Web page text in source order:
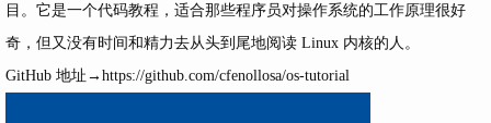
目。它是一个代码教程，适合那些程序员对操作系统的工作原理很好
奇，但又没有时间和精力去从头到尾地阅读 Linux 内核的人。
GitHub 地址→ https://github.com/cfenollosa/os-tutorial